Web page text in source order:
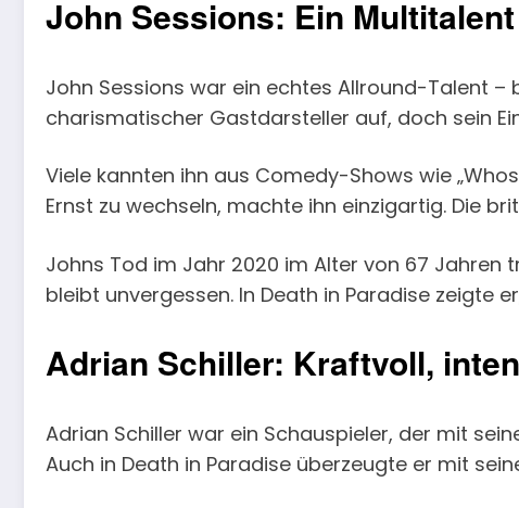
John Sessions: Ein
John Sessions war ein echtes Allround-Talent –
charismatischer Gastdarsteller auf, doch sein
Viele kannten ihn aus Comedy-Shows wie
Ernst zu wechseln, machte ihn einzigartig. Die
Johns Tod im Jahr 2020 im Alter von 67 Jahren
bleibt unvergessen. In Death in Paradise zeigte
Adrian Schiller: Kraftvoll,
Adrian Schiller war ein Schauspieler, der mit
Auch in Death in Paradise überzeugte er mit